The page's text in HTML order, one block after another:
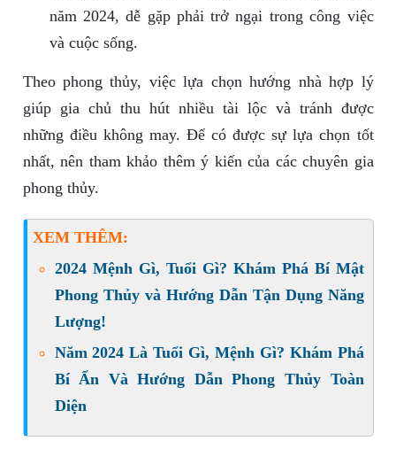
năm 2024, dễ gặp phải trở ngại trong công việc
và cuộc sống.
Theo phong thủy, việc lựa chọn hướng nhà hợp lý
giúp gia chủ thu hút nhiều tài lộc và tránh được
những điều không may. Để có được sự lựa chọn tốt
nhất, nên tham khảo thêm ý kiến của các chuyên gia
phong thủy.
XEM THÊM:
2024 Mệnh Gì, Tuổi Gì? Khám Phá Bí Mật
Phong Thủy và Hướng Dẫn Tận Dụng Năng
Lượng!
Năm 2024 Là Tuổi Gì, Mệnh Gì? Khám Phá
Bí Ẩn Và Hướng Dẫn Phong Thủy Toàn
Diện